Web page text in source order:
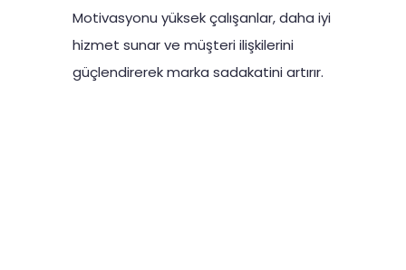
Motivasyonu yüksek çalışanlar, daha iyi
hizmet sunar ve müşteri ilişkilerini
güçlendirerek marka sadakatini artırır.